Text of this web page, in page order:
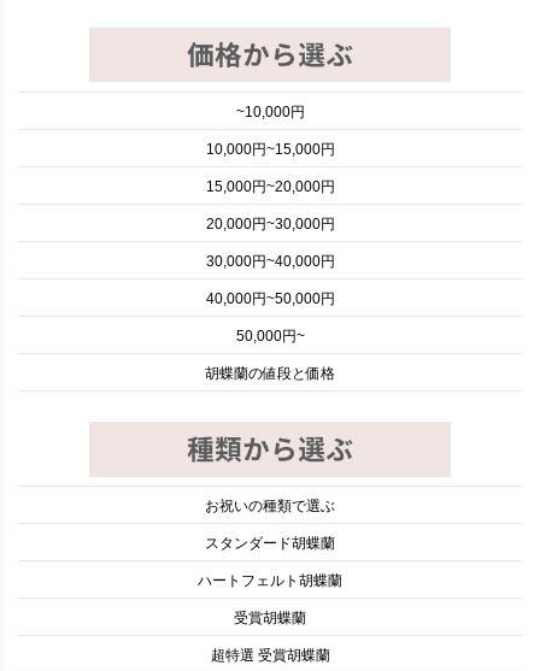
~10,000円
10,000円~15,000円
15,000円~20,000円
20,000円~30,000円
30,000円~40,000円
40,000円~50,000円
50,000円~
胡蝶蘭の値段と価格
お祝いの種類で選ぶ
スタンダード胡蝶蘭
ハートフェルト胡蝶蘭
受賞胡蝶蘭
超特選 受賞胡蝶蘭